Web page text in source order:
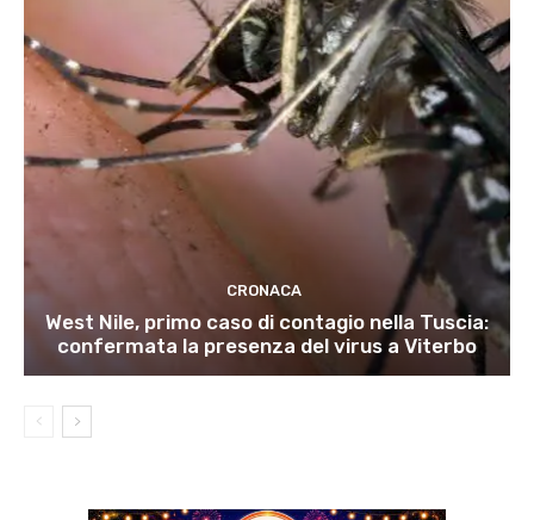
CRONACA
West Nile, primo caso di contagio nella Tuscia:
confermata la presenza del virus a Viterbo